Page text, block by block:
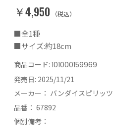
￥4,950 （税込）
■全1種
■サイズ:約18cm
商品コード: 101000159969
発売日: 2025/11/21
メーカー： バンダイスピリッツ
品番： 67892
個別備考：